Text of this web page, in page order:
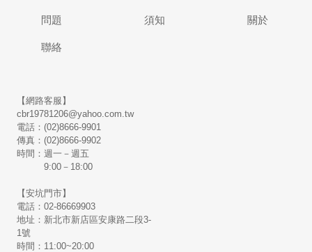
問題 須知 關於
聯絡
【網路客服】
cbr19781206@yahoo.com.tw
電話：(02)8666-9901
傳真：(02)8666-9902
時間：週一－週五
9:00－18:00
【安坑門市】
電話：02-86669903
地址：新北市新店區安康路二段3-
1號
時間：11:00~20:00